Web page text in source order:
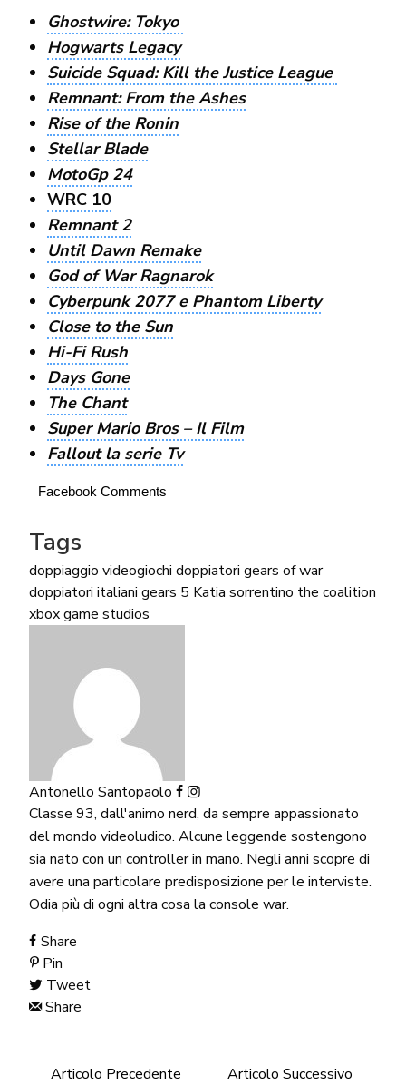
Ghostwire: Tokyo
Hogwarts Legacy
Suicide Squad: Kill the Justice League
Remnant: From the Ashes
Rise of the Ronin
Stellar Blade
MotoGp 24
WRC 10
Remnant 2
Until Dawn Remake
God of War Ragnarok
Cyberpunk 2077 e Phantom Liberty
Close to the Sun
Hi-Fi Rush
Days Gone
The Chant
Super Mario Bros – Il Film
Fallout la serie Tv
Facebook Comments
Tags
doppiaggio videogiochi doppiatori gears of war
doppiatori italiani gears 5 Katia sorrentino the coalition
xbox game studios
Antonello Santopaolo
Classe 93, dall'animo nerd, da sempre appassionato
del mondo videoludico. Alcune leggende sostengono
sia nato con un controller in mano. Negli anni scopre di
avere una particolare predisposizione per le interviste.
Odia più di ogni altra cosa la console war.
Share
Pin
Tweet
Share
Articolo Precedente
Articolo Successivo